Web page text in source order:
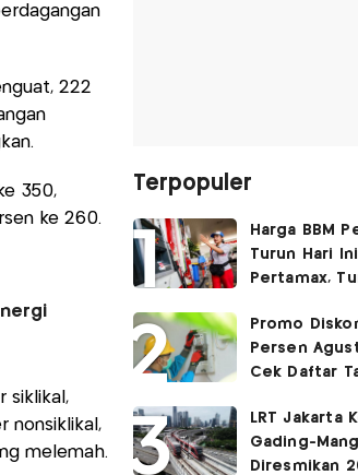
222
350,
ke 260.
siklikal,
nonsiklikal,
melemah.
Terpopuler
Harga BBM
Turun Hari
Pertamax,
2026
Promo
Persen
Cek Daftar
LRT Jakarta
Gading-
Diresmikan